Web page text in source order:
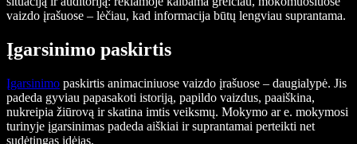
vaizdo įrašuose – lėčiau, kad informacija būtų lengviau suprantama.
Įgarsinimo paskirtis
Įgarsinimo paskirtis animaciniuose vaizdo įrašuose – daugialypė. Jis
padeda gyviau papasakoti istoriją, papildo vaizdus, paaiškina,
nukreipia žiūrovą ir skatina imtis veiksmų. Mokymo ar e. mokymosi
turinyje įgarsinimas padeda aiškiai ir suprantamai perteikti net
sudėtingas idėjas.